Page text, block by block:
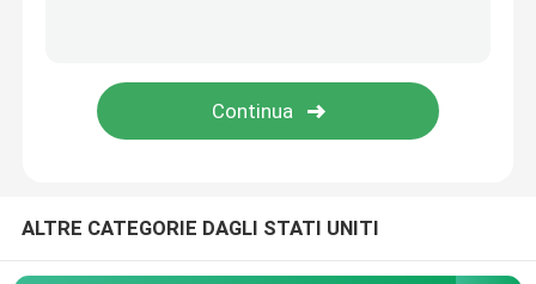
ALTRE CATEGORIE DAGLI STATI UNITI